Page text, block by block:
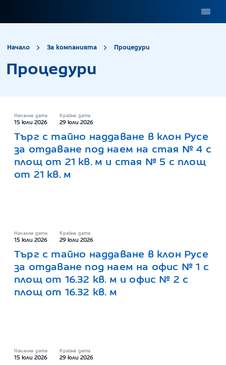
Начало За компанията Процедури
Процедури
Начална дата
15 юли 2026
Крайна дата
29 юли 2026
Търг с тайно наддаване в клон Русе
за отдаване под наем на стая № 4 с
площ от 21 кв. м и стая № 5 с площ
от 21 кв. м
Начална дата
15 юли 2026
Крайна дата
29 юли 2026
Търг с тайно наддаване в клон Русе
за отдаване под наем на офис № 1 с
площ от 16.32 кв. м и офис № 2 с
площ от 16.32 кв. м
Начална дата
15 юли 2026
Крайна дата
29 юли 2026